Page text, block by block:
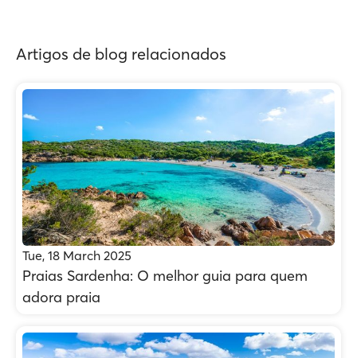
Artigos de blog relacionados
Tue, 18 March 2025
Praias Sardenha: O melhor guia para quem
adora praia